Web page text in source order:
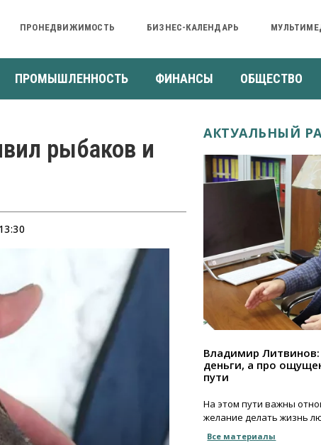
ПРОНЕДВИЖИМОСТЬ БИЗНЕС-КАЛЕНДАРЬ
ПРОМЫШЛЕННОСТЬ ФИНАНСЫ ОБЩЕСТВО
рыбаков и
АКТУАЛЬНЫЙ
Владимир
деньги, а про
пути
На этом пути важны
желание делать жизнь
Все материалы